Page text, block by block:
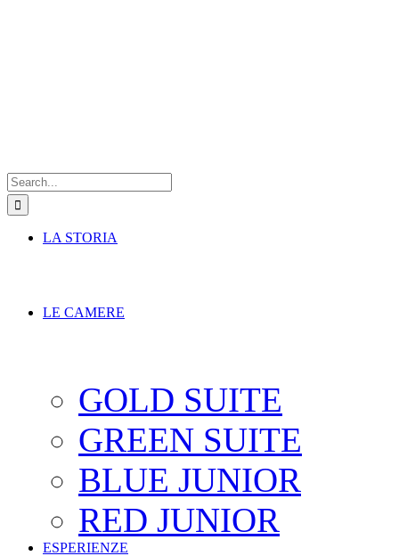
for:
LA STORIA
LE CAMERE
GOLD SUITE
GREEN SUITE
BLUE JUNIOR
RED JUNIOR
ESPERIENZE